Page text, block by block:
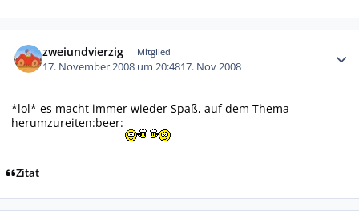
zweiundvierzig Mitglied
17. November 2008 um 20:4817. Nov 2008
*lol* es macht immer wieder Spaß, auf dem Thema
herumzureiten:beer:
Zitat